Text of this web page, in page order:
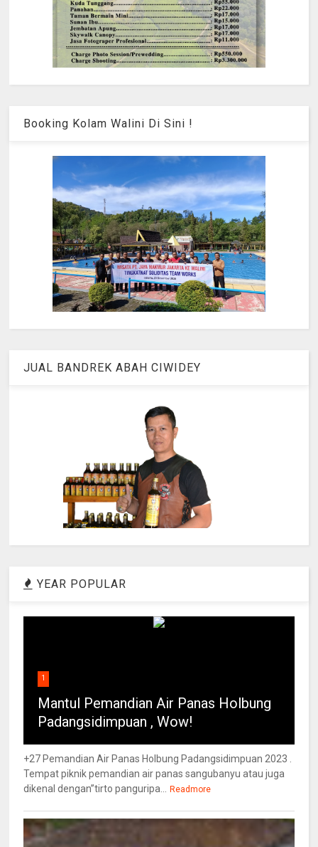
Booking Kolam Walini Di Sini !
JUAL BANDREK ABAH CIWIDEY
YEAR POPULAR
1
Mantul Pemandian Air Panas Holbung
Padangsidimpuan , Wow!
+27 Pemandian Air Panas Holbung Padangsidimpuan 2023 .
Tempat piknik pemandian air panas sangubanyu atau juga
dikenal dengan”tirto panguripa...
Readmore